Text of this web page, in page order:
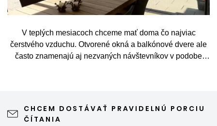
V teplých mesiacoch chceme mať doma čo najviac
čerstvého vzduchu. Otvorené okná a balkónové dvere ale
často znamenajú aj nezvaných návštevníkov v podobe
leto naplno. Kvalitná sieťka na hmyz zároveň nijako neruší
výhľad z okna ani vzhľad domu, vyžaduje len minimálnu
CHCEM DOSTÁVAŤ PRAVIDELNÚ PORCIU
ČÍTANIA